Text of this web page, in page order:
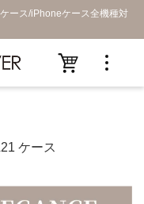
ース/iPhoneケース全機種対
ケース